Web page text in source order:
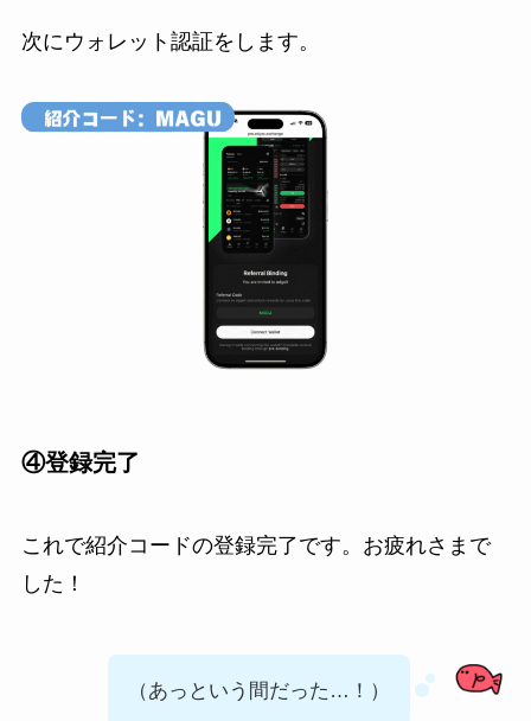
次にウォレット認証をします。
④登録完了
これで紹介コードの登録完了です。お疲れさまで
した！
（あっという間だった…！）